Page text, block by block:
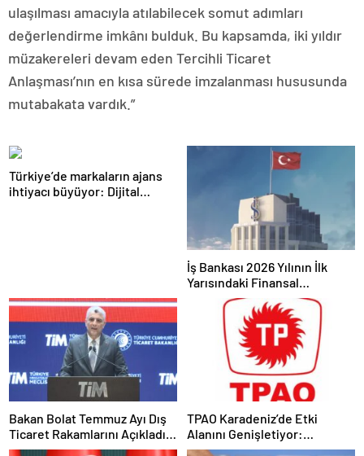
ulaşılması amacıyla atılabilecek somut adımları
değerlendirme imkânı bulduk. Bu kapsamda, iki yıldır
müzakereleri devam eden Tercihli Ticaret
Anlaşması’nın en kısa sürede imzalanması hususunda
mutabakata vardık.”
Türkiye’de markaların ajans
ihtiyacı büyüyor: Dijital
İş Bankası 2026 Yılının İlk
Yarısındaki Finansal
Sonuçlarını Açıkladı
Bakan Bolat Temmuz Ayı Dış
Ticaret Rakamlarını Açıkladı:
İhracatta Tüm Zamanların
TPAO Karadeniz’de Etki
Alanını Genişletiyor:
Bulgaristan’daki Sahaya